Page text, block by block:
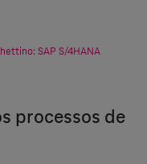
SAP S/4HANA
processos de